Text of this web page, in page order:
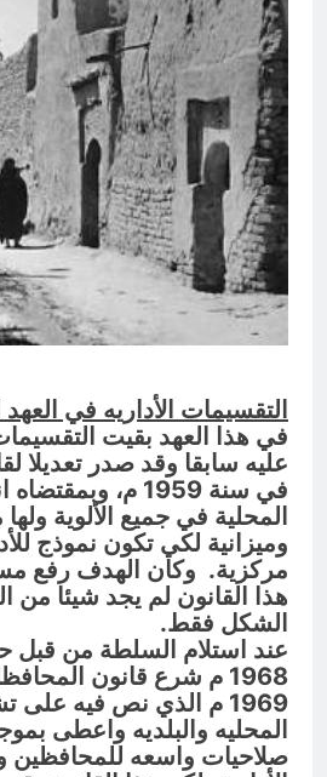
التقسيمات الأداريه في
في هذا العهد بقيت
عليه سابقا وقد صدر تعديلا
في سنة
م، وبمقتضاه
المحلية في جميع الألوية
وميزانية لكي تكون نموذج
مركزية. وكان الهدف رفع
هذا
القانون لم يجد شيئا
الشكل فقط.
عند استلام السلطة من قبل
1968 م شرع قانون المحافظات رقم159
1969 م الذي نص فيه
المحليه والبلديه واعطى
صلاحيات واسعه للمحافظين